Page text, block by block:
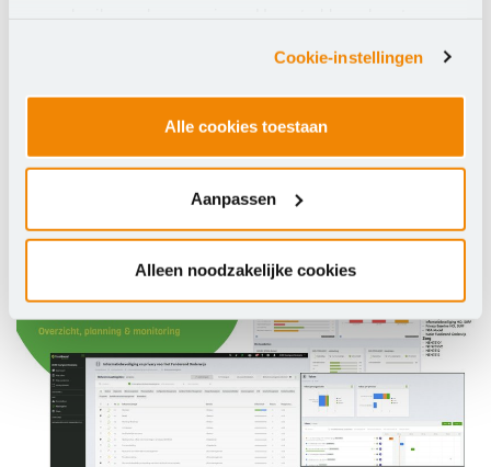
Cookie-instellingen
Alle cookies toestaan
Aanpassen
Alleen noodzakelijke cookies
bij mensen in de organisatie. Kortom, je gaat
en overzicht biedt. De presentatie en demo worden
woorden ‘dit is precies wat ik nodig heb’ vult de
ruimte. Meer weten over de GRC-tooling van
TrustBound?Neem contact met ons op.